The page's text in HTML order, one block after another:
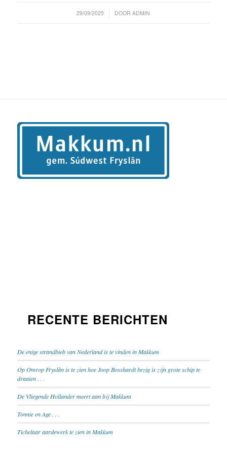
29/09/2025
/ DOORADMIN
RECENTE BERICHTEN
De enige strandbieb van Nederland is te vinden in Makkum
Op Omrop Fryslân is te zien hoe Joop Bosshardt bezig is zijn grote schip te
draaien . . .
De Vliegende Hollander meert aan bij Makkum
Tonnie en Age . . .
Tichelaar aardewerk te zien in Makkum